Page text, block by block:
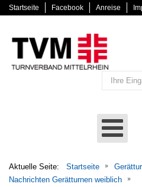
Startseite Facebook Anreise
Aktuelle Seite: Startseite
Nachrichten Gerätturnen weiblich